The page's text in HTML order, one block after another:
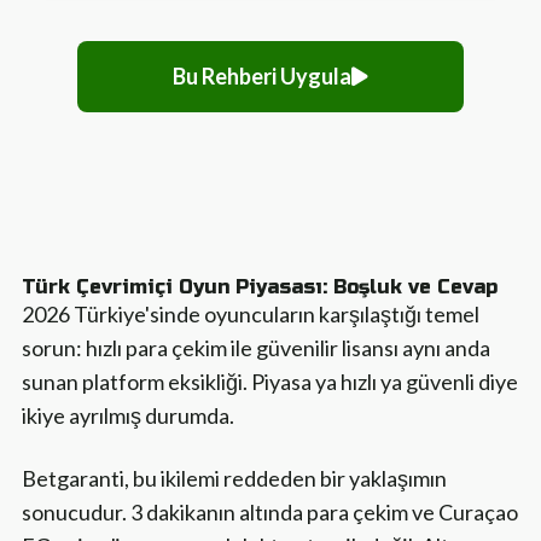
Bu Rehberi Uygula
Türk Çevrimiçi Oyun Piyasası: Boşluk ve Cevap
2026 Türkiye'sinde oyuncuların karşılaştığı temel
sorun: hızlı para çekim ile güvenilir lisansı aynı anda
sunan platform eksikliği. Piyasa ya hızlı ya güvenli diye
ikiye ayrılmış durumda.
Betgaranti, bu ikilemi reddeden bir yaklaşımın
sonucudur. 3 dakikanın altında para çekim ve Curaçao